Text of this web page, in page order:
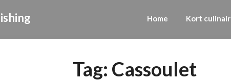
Home Kort culinair
Tag: Cassoulet